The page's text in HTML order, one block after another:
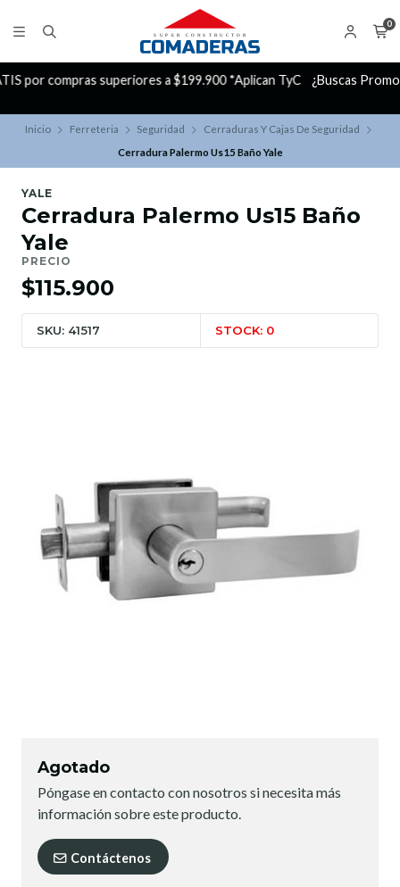
0
¿Buscas Promociones? ¡Aprovecha nuestros Descuentazos!
Inicio Ferreteria Seguridad
Cerraduras Y Cajas De Seguridad
Cerradura Palermo Us15 Baño Yale
YALE
Cerradura Palermo Us15 Baño
Yale
PRECIO
$115.900
SKU: 41517 STOCK: 0
Agotado
Póngase en contacto con nosotros si necesita más
información sobre este producto.
Contáctenos